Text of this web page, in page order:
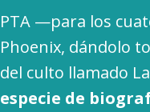
PTA —para los
Phoenix, dándolo
del culto llamado
especie de